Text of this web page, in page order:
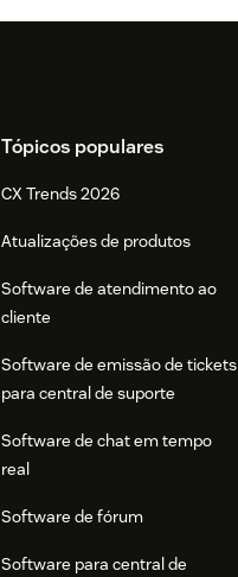
Tópicos populares
CX Trends 2026
Atualizações de produtos
Software de atendimento ao
cliente
Software de emissão de tickets
para central de suporte
Software de chat em tempo
real
Software de fórum
Software para central de